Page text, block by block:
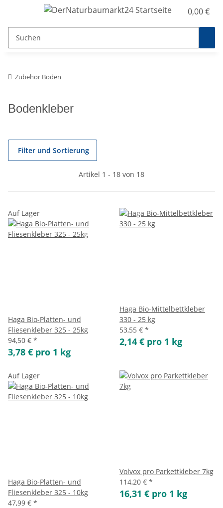
0,00 €
Zubehör Boden
Bodenkleber
Filter und Sortierung
Artikel 1 - 18 von 18
Auf Lager
Haga Bio-Platten- und
Fliesenkleber 325 - 25kg
94,50 € *
3,78 € pro 1 kg
Haga Bio-Mittelbettkleber
330 - 25 kg
53,55 € *
2,14 € pro 1 kg
Auf Lager
Haga Bio-Platten- und
Fliesenkleber 325 - 10kg
47,99 € *
Volvox pro Parkettkleber 7kg
114,20 € *
16,31 € pro 1 kg